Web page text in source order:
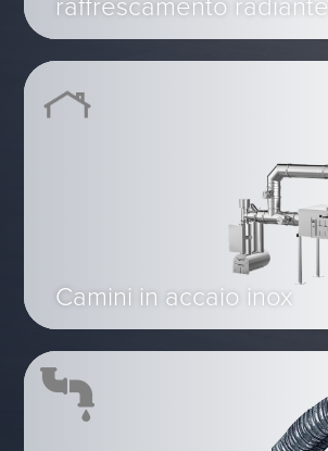
Camini in accaio inox